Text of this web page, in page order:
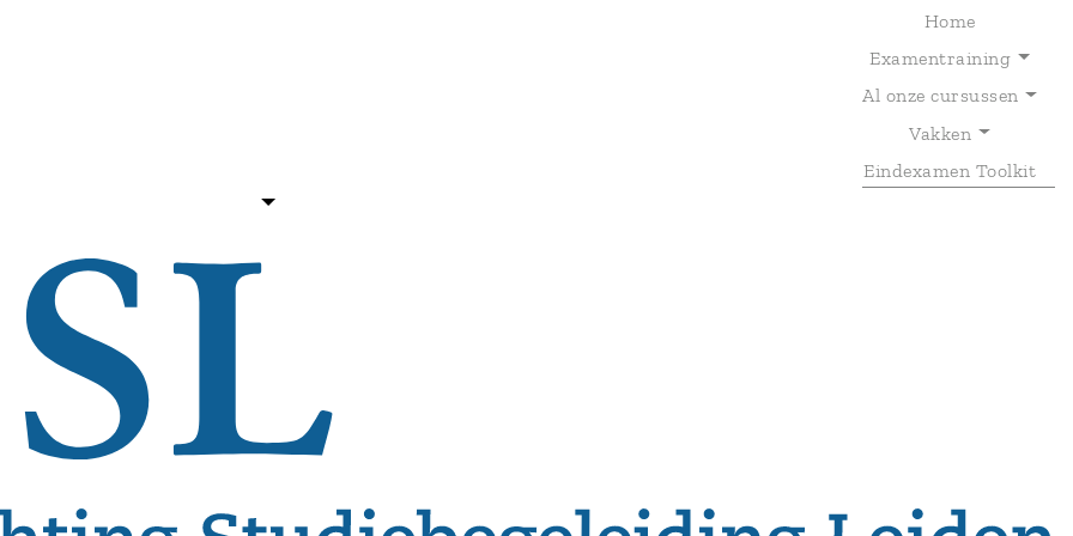
Home
Examentraining
Al onze cursussen
Vakken
Eindexamen Toolkit